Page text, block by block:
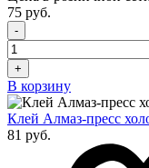
75 руб.
-
+
В корзину
Клей Алмаз-пресс
81 руб.